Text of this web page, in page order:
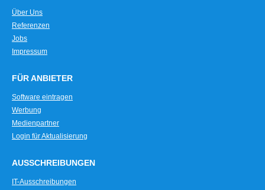
Über Uns
Referenzen
Jobs
Impressum
FÜR ANBIETER
Software eintragen
Werbung
Medienpartner
Login für Aktualisierung
AUSSCHREIBUNGEN
IT-Ausschreibungen